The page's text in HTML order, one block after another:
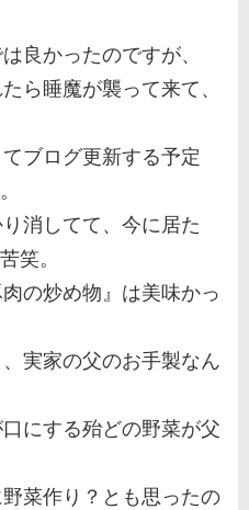
良かったのですが、
ら睡魔が襲って来て、
ブログ更新する予定
消してて、今に居た
笑。
の炒め物』は美味かっ
実家の父のお手製なん
にする殆どの野菜が父
菜作り？とも思ったの